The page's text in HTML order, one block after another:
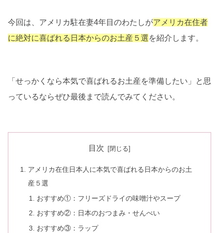
今回は、アメリカ駐在妻4年目のわたしがアメリカ在住者
に絶対に喜ばれる日本からのお土産５選を紹介します。
「せっかくなら本気で喜ばれるお土産を準備したい」と思
っているならぜひ最後まで読んでみてください。
目次
アメリカ在住日本人に本気で喜ばれる日本からのお土
産５選
おすすめ①：フリーズドライの味噌汁やスープ
おすすめ②：日本のおつまみ・せんべい
おすすめ③：ラップ